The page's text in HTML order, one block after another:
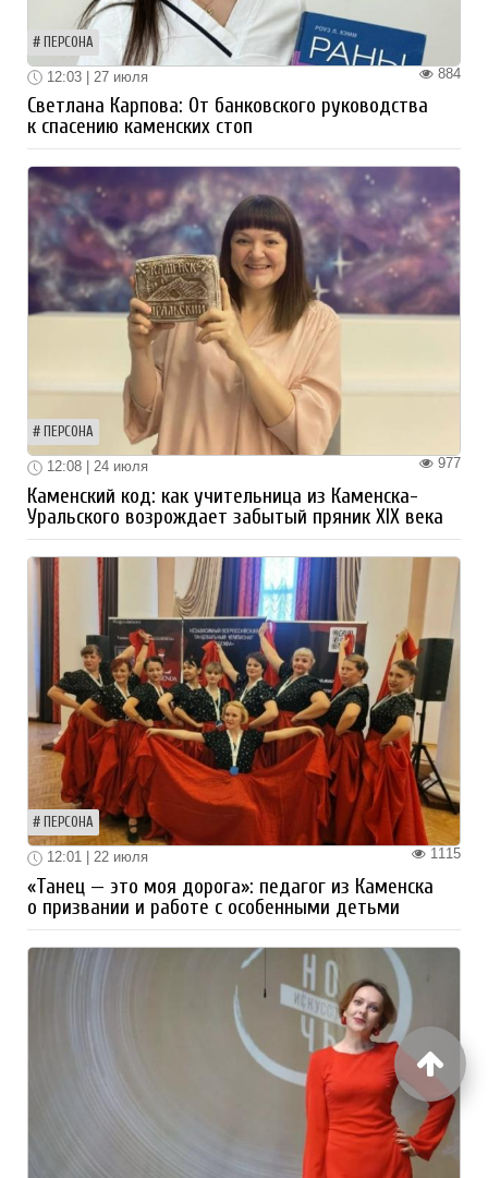
ПЕРСОНА
884
12:03 | 27 июля
Светлана Карпова: От банковского руководства
к спасению каменских стоп
ПЕРСОНА
977
12:08 | 24 июля
Каменский код: как учительница из Каменска-
Уральского возрождает забытый пряник XIX века
ПЕРСОНА
1115
12:01 | 22 июля
«Танец — это моя дорога»: педагог из Каменска
о призвании и работе с особенными детьми